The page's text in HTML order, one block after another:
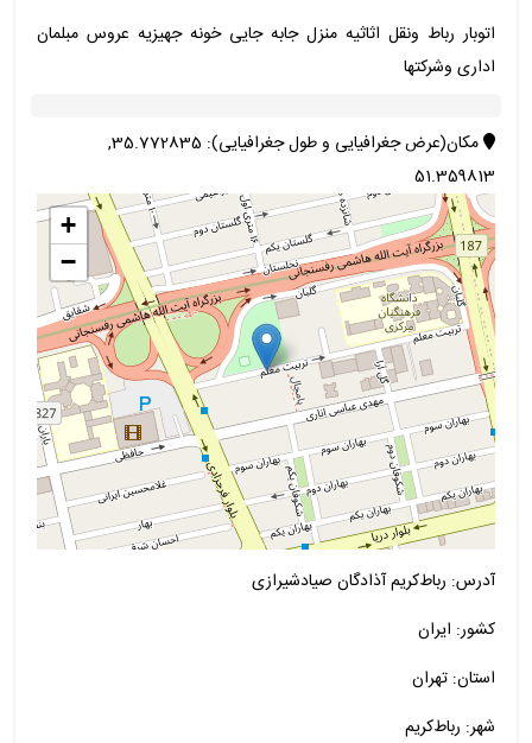
اتوبار رباط ونقل اثاثیه منزل جابه جایی خونه جهیزیه عروس مبلمان
اداری وشرکتها
مکان(عرض جغرافیایی و طول جغرافیایی): 35.772835,
51.359813
+
−
آدرس: رباط‌کریم آذادگان صیادشیرازی
کشور: ایران
استان: تهران
شهر: رباط‌کریم